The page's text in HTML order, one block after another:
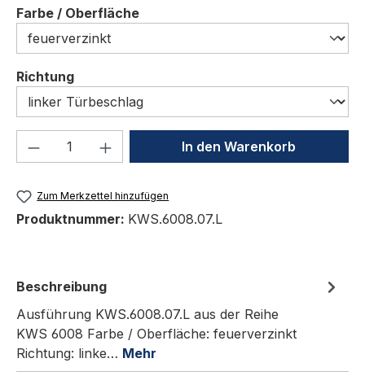
Farbe / Oberflächeauswählen
Richtungauswählen
Produkt Anzahl: Gib denIn den Warenkorb
Zum Merkzettel hinzufügen
Produktnummer: KWS.6008.07.L
Beschreibung
Ausführung KWS.6008.07.L aus der Reihe
KWS 6008 Farbe / Oberfläche: feuerverzinkt
Richtung: linke… Mehr